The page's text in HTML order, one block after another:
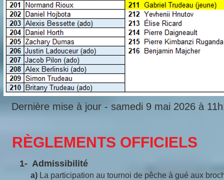
Dernière mise à jour - samedi 9 mai 2026 à
RÈGLEMENTS OFFICIELS
1- Admissibilité
a) La participation au tournoi de pêche à gué aux